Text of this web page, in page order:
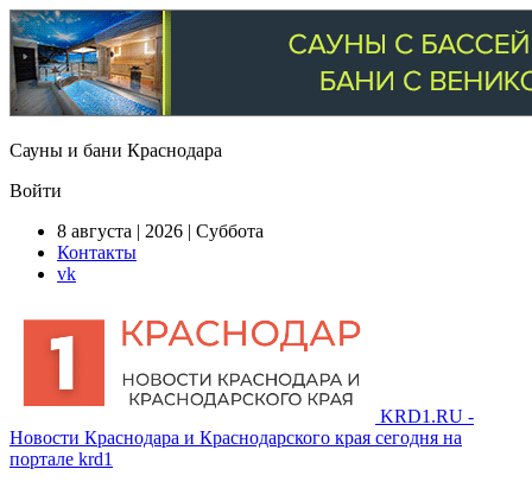
Сауны и бани Краснодара
Войти
8 августа | 2026 | Суббота
Контакты
vk
KRD1.RU -
Новости Краснодара и Краснодарского края сегодня на
портале krd1